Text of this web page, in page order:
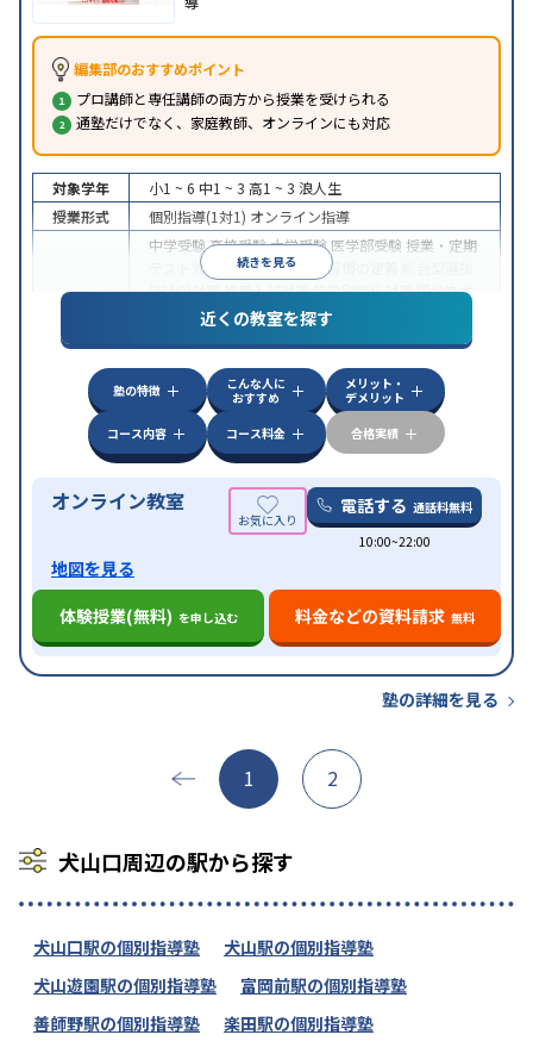
編集部のおすすめポイント
プロ講師と専任講師の両方から授業を受けられる
通塾だけでなく、家庭教師、オンラインにも対応
続きを見る
対象学年 小1 ~ 6 中1 ~ 3 高1 ~ 3 浪人生
授業形式
個別指導(1対1) オンライン指導
中学受験高校受験大学受験 医学部受験 授業・定期
テスト対策
内申点対策 学習習慣の定着
(旧AO)対策推薦入試対策学校別特化対策国公立大
私大対策共通テスト対策
英語・英会話特化
特徴
中高一貫校生に対応授業の振替可能 不登校生に対
オンライン対応 1科目から受講可能季節講習の
みの受講可
自習室あり
近くの教室を探す
塾の特徴
こんな人に
おすすめ
メリット・
デメリット
コース内容
コース料金 合格実績
オンライン教室 電話する 通話料無料
10:00~22:00
地図を見る
体験授業(無料) を申し込む 料金などの資料請求 無料
塾の詳細を見る
1 2
犬山口周辺の駅から探す
犬山口駅の個別指導塾
犬山駅の個別指導塾
犬山遊園駅の個別指導塾
富岡前駅の個別指導塾
善師野駅の個別指導塾
楽田駅の個別指導塾